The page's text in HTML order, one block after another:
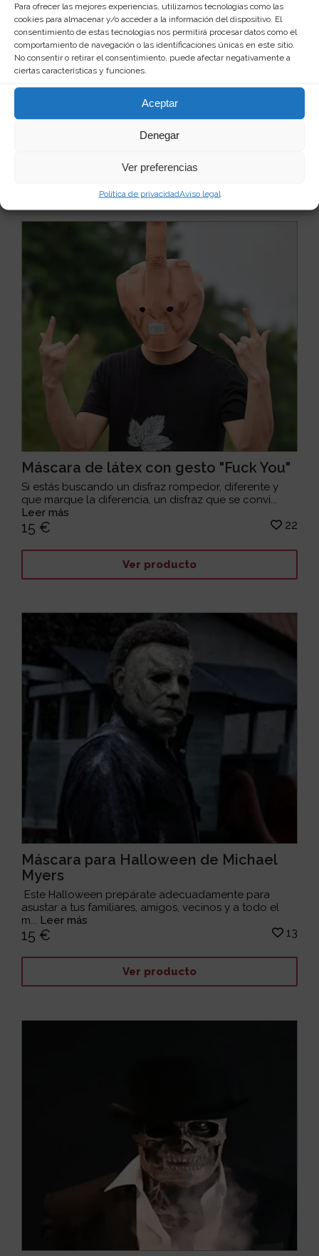
Para ofrecer las mejores experiencias, utilizamos tecnologías como las
cookies para almacenar y/o acceder a la información del dispositivo. El
consentimiento de estas tecnologías nos permitirá procesar datos como el
comportamiento de navegación o las identificaciones únicas en este sitio.
No consentir o retirar el consentimiento, puede afectar negativamente a
ciertas características y funciones.
Aceptar
Denegar
Ver preferencias
Política de privacidadAviso legal
Mascara del payaso de la película "IT"
fiestas de Halloween, carnavales o cualquier ...
más
Ver producto
Máscara de látex con gesto "Fuck You"
Si estás buscando un disfraz rompedor, diferente y
que marque la diferencia, un disfraz que se convi...
Leer más
15 € 22
Ver producto
Máscara para Halloween de Michael
Myers
Este Halloween prepárate adecuadamente para
asustar a tus familiares, amigos, vecinos y a todo el
m... Leer más
15 € 13
Ver producto